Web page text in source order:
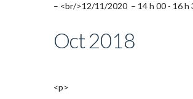
– <br/>12/11/2020 – 14 h 00 - 16 h
Oct 2018
<p>